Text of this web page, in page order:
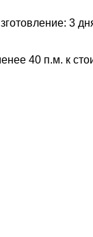
3
40 п.м. к